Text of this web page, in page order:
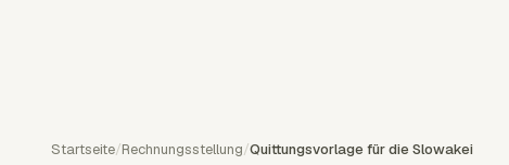
Startseite/Rechnungsstellung/Quittungsvorlage für die Slowakei